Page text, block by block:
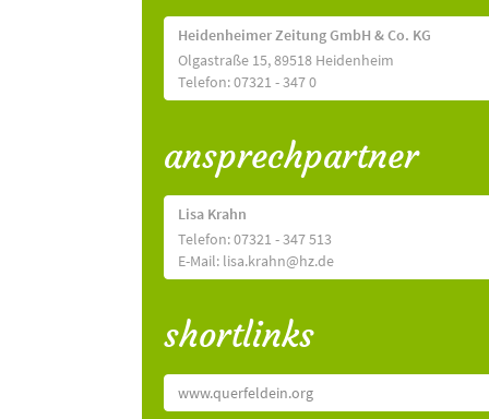
Heidenheimer Zeitung GmbH & Co. KG
Olgastraße 15, 89518 Heidenheim
Telefon: 07321 - 347 0
ansprechpartner
Lisa Krahn
Telefon: 07321 - 347 513
E-Mail: lisa.krahn@hz.de
shortlinks
www.querfeldein.org